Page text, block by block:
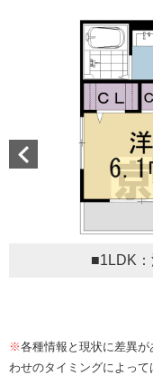
■1LDK
※各種情報と現状に差異
わせのタイミングによっ